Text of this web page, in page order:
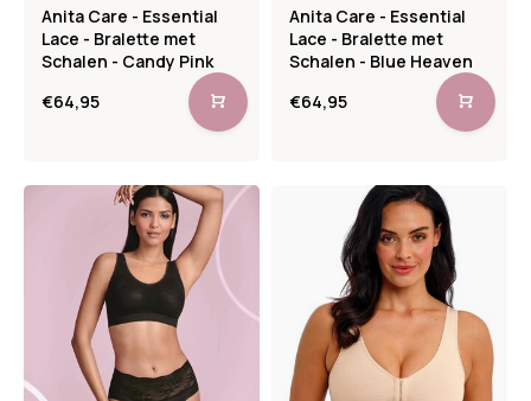
Anita Care - Essential
Lace - Bralette met
Schalen - Candy Pink
€64,95
Anita Care - Essential
Lace - Bralette met
Schalen - Blue Heaven
€64,95